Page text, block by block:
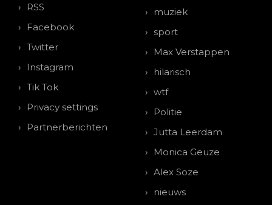
RSS
Facebook
Twitter
Instagram
Tik Tok
Privacy settings
Partnerberichten
muziek
sport
Max Verstappen
hilarisch
wtf
Politie
Jutta Leerdam
Monica Geuze
Alex Soze
nieuws